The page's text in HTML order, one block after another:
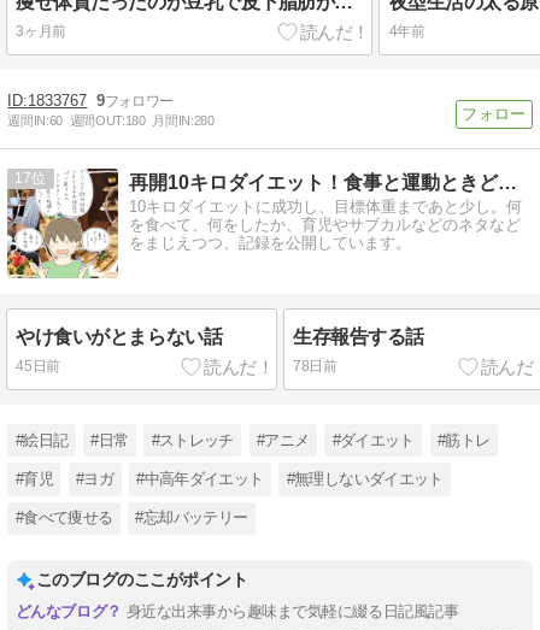
3ヶ月前 4年前
1833767 9
週間IN:60 週間OUT:180 月間IN:280
17 再開10キロダイエット！食事と運動ときどき雑記
10キロダイエットに成功し、目標体重まであと少し。何
を食べて、何をしたか、育児やサブカルなどのネタなど
をまじえつつ、記録を公開しています。
やけ食いがとまらない話
45日前
生存報告する話
78日前
#絵日記 #日常 #ストレッチ #アニメ #ダイエット #筋トレ
#育児 #ヨガ #中高年ダイエット #無理しないダイエット
#食べて痩せる #忘却バッテリー
このブログのここがポイント
身近な出来事から趣味まで気軽に綴る日記風記事